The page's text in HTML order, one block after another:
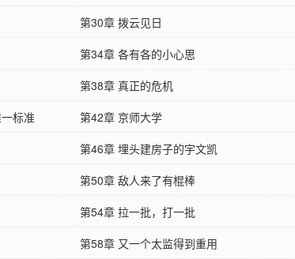
第30章 拨云见日
第34章 各有各的小心思
第38章 真正的危机
标准 第42章 京师大学
第46章 埋头建房子的宇文凯
第50章 敌人来了有棍棒
第54章 拉一批，打一批
第58章 又一个太监得到重用